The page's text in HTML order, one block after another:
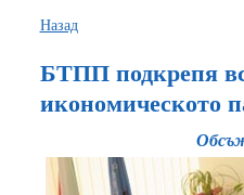
Назад
БТПП подкрепя
икономическото